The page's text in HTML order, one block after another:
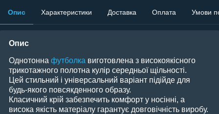
Опис Характеристики Доставка Оплата Умови
Опис
Однотонна футболка виготовлена з високоякісного
трикотажного полотна кулір середньої щільності.
Цей стильний і універсальний варіант підійде для
будь-якого повсякденного образу.
Класичний крій забезпечить комфорт у носінні, а
висока якість матеріалу гарантує довговічність виробу.